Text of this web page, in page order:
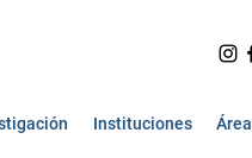
Instituciones Área